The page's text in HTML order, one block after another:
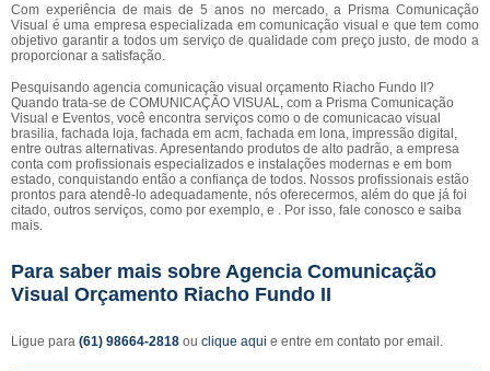
Com experiência de mais de 5 anos no mercado, a Prisma Comunicação
Visual é uma empresa especializada em comunicação visual e que tem como
objetivo garantir a todos um serviço de qualidade com preço justo, de modo a
proporcionar a satisfação.
Pesquisando agencia comunicação visual orçamento Riacho Fundo II?
Quando trata-se de COMUNICAÇÃO VISUAL, com a Prisma Comunicação
Visual e Eventos, você encontra serviços como o de comunicacao visual
brasilia, fachada loja, fachada em acm, fachada em lona, impressão digital,
entre outras alternativas. Apresentando produtos de alto padrão, a empresa
conta com profissionais especializados e instalações modernas e em bom
estado, conquistando então a confiança de todos. Nossos profissionais estão
prontos para atendê-lo adequadamente, nós oferecermos, além do que já foi
citado, outros serviços, como por exemplo, e . Por isso, fale conosco e saiba
mais.
Para saber mais sobre Agencia Comunicação
Visual Orçamento Riacho Fundo II
Ligue para (61) 98664-2818 ou clique aqui e entre em contato por email.